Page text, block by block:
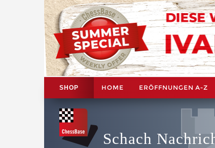
SHOP HOME ERÖFFNUNGEN A-Z
Schach